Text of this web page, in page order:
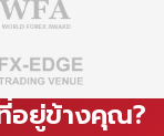
อยู่ข้างคุณ?